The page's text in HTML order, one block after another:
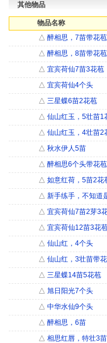
其他物品
物品名称
△ 醉相思，7苗带花苞
△ 醉相思，8苗带花苞
△ 宜宾荷仙7苗3花苞
△ 宜宾荷仙4个头
△ 三星蝶6苗2花苞
△ 仙山红玉，5壮苗1
△ 仙山红玉，4壮苗2
△ 秋水伊人5苗
△ 醉相思6个头带花苞
△ 如意红荷，5苗2花
△ 新手练手，不知道
△ 宜宾荷仙7苗2芽3
△ 宜宾荷仙12苗3花
△ 仙山红，4个头
△ 仙山红，3壮苗带
△ 三星蝶14苗5花苞
△ 旭日阳光7个头
△ 中华水仙9个头
△ 醉相思，6苗
△ 相思红唇，特壮3